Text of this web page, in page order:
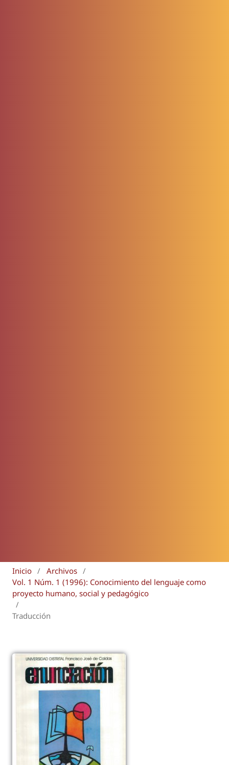
Inicio / Archivos /
Vol. 1 Núm. 1 (1996): Conocimiento del lenguaje como
proyecto humano, social y pedagógico
/
Traducción